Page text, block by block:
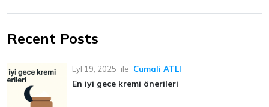
Recent Posts
Eyl 19, 2025 ile Cumali ATLI
En iyi gece kremi önerileri